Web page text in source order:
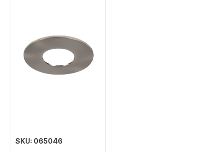
SKU: 065046